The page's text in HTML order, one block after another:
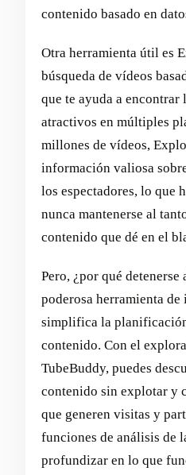
contenido basado en
Otra herramienta útil es
búsqueda de vídeos
que te ayuda a encontrar
atractivos en múltiples
millones de vídeos,
información valiosa
los espectadores, lo que
nunca mantenerse al
contenido que dé en el
Pero, ¿por qué
poderosa herramienta
simplifica la
contenido. Con el
TubeBuddy, puedes
contenido sin explotar y
que generen visitas y
funciones de análisis de
profundizar en lo que